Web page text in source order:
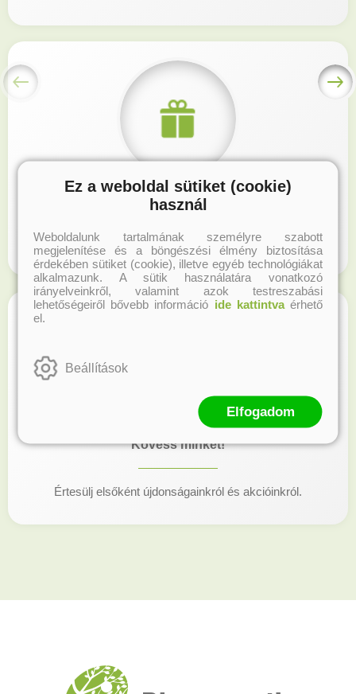
Hűségprogram
Regisztrálj honlapunkon és gyűjtsd a hűségpontokat!
Kövess minket!
Értesülj elsőként újdonságainkról és akcióinkról.
Ez a weboldal sütiket (cookie)
használ
Weboldalunk tartalmának személyre szabott
megjelenítése és a böngészési élmény biztosítása
érdekében sütiket (cookie), illetve egyéb technológiákat
alkalmazunk. A sütik használatára vonatkozó
irányelveinkről, valamint azok testreszabási
lehetőségeiről bővebb információ ide kattintvaérhető
el.
Beállítások
Elfogadom